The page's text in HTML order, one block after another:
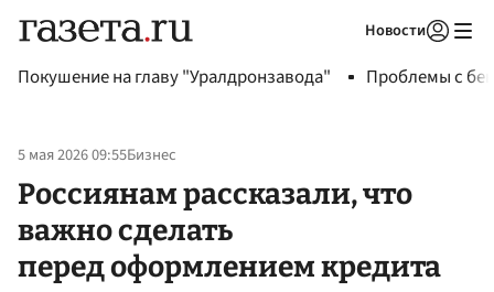
Новости
Покушение на главу "Уралдронзавода" Проблемы с
5 мая 2026 09:55Бизнес
Россиянам рассказали, что
важно сделать
перед оформлением кредита